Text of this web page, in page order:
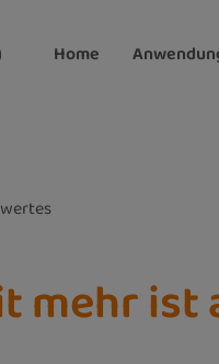
Home
mehr